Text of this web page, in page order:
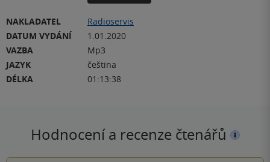
NAKLADATEL
Radioservis
DATUM VYDÁNÍ
1.01.2020
VAZBA
Mp3
JAZYK
čeština
DÉLKA
01:13:38
Hodnocení a recenze čtenářů